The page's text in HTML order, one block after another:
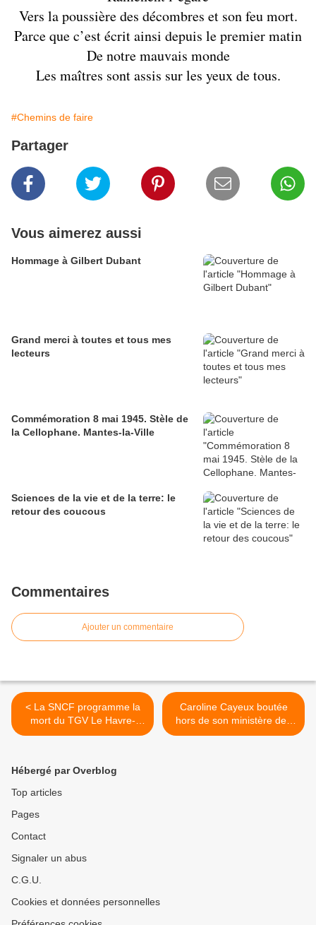
Vers la poussière des décombres et son feu mort.
Parce que c’est écrit ainsi depuis le premier matin
De notre mauvais monde
Les maîtres sont assis sur les yeux de tous.
#Chemins de faire
Partager
Vous aimerez aussi
Hommage à Gilbert Dubant
Grand merci à toutes et tous mes
lecteurs
Commémoration 8 mai 1945. Stèle de
la Cellophane. Mantes-la-Ville
Sciences de la vie et de la terre: le
retour des coucous
Commentaires
Ajouter un commentaire
< La SNCF programme la
mort du TGV Le Havre-
Marseille
Caroline Cayeux boutée
hors de son ministère des
Collectivités territoriales >
Hébergé par Overblog
Top articles
Pages
Contact
Signaler un abus
C.G.U.
Cookies et données personnelles